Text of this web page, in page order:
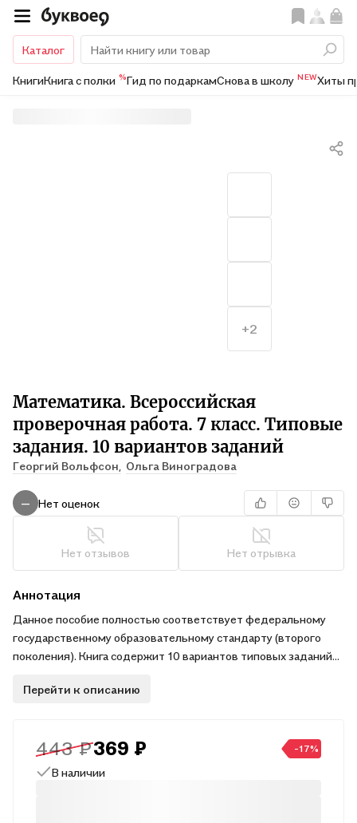
Каталог
КнигиКнига с полки %Гид по подаркамСнова в школу NEWХиты
Математика. Всероссийская
проверочная работа. 7 класс. Типовые
задания. 10 вариантов заданий
Георгий Вольфсон, Ольга Виноградова
— Нет оценок
Нет отзывов Нет отрывка
+2
Аннотация
Данное пособие полностью соответствует федеральному
государственному образовательному стандарту (второго
поколения). Книга содержит 10 вариантов типовых заданий
для учащихся 7-х классов. Сборник предназначен учащимся
работе по математике.
Перейти к описанию
443 ₽369 ₽ -17%
В наличии